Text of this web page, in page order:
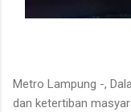
Metro Lampung -,
dan ketertiban